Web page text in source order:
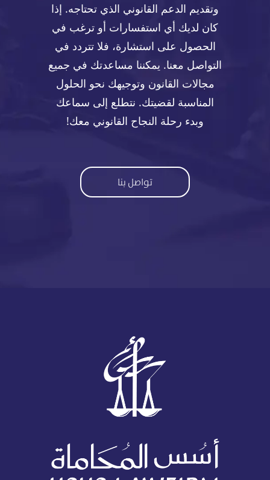
وتقديم الدعم القانوني الذي تحتاجه. إذا
كان لديك أي استفسارات أو ترغب في
الحصول على استشارة، فلا تتردد في
التواصل معنا. يمكننا مساعدتك في جميع
مجالات القانون وتوجيهك نحو الحلول
المناسبة لقضيتك. نتطلع إلى سماعك
وبدء رحلة النجاح القانوني معك!
تواصل بنا